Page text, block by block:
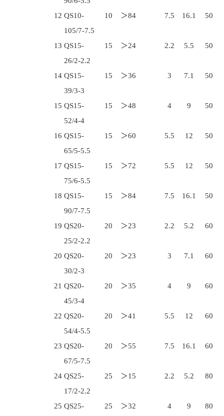
12 QS10-
105/7-7.5
10 ＞84 7.5 16.1 50
13 QS15-
26/2-2.2
15 ＞24 2.2 5.5 50
14 QS15-
39/3-3
15 ＞36 3 7.1 50
15 QS15-
52/4-4
15 ＞48 4 9 50
16 QS15-
65/5-5.5
15 ＞60 5.5 12 50
17 QS15-
75/6-5.5
15 ＞72 5.5 12 50
18 QS15-
90/7-7.5
15 ＞84 7.5 16.1 50
19 QS20-
25/2-2.2
20 ＞23 2.2 5.2 60
20 QS20-
30/2-3
20 ＞23 3 7.1 60
21 QS20-
45/3-4
20 ＞35 4 9 60
22 QS20-
54/4-5.5
20 ＞41 5.5 12 60
23 QS20-
67/5-7.5
20 ＞55 7.5 16.1 60
24 QS25-
17/2-2.2
25 ＞15 2.2 5.2 80
25 QS25-
25 ＞32 4 9 80